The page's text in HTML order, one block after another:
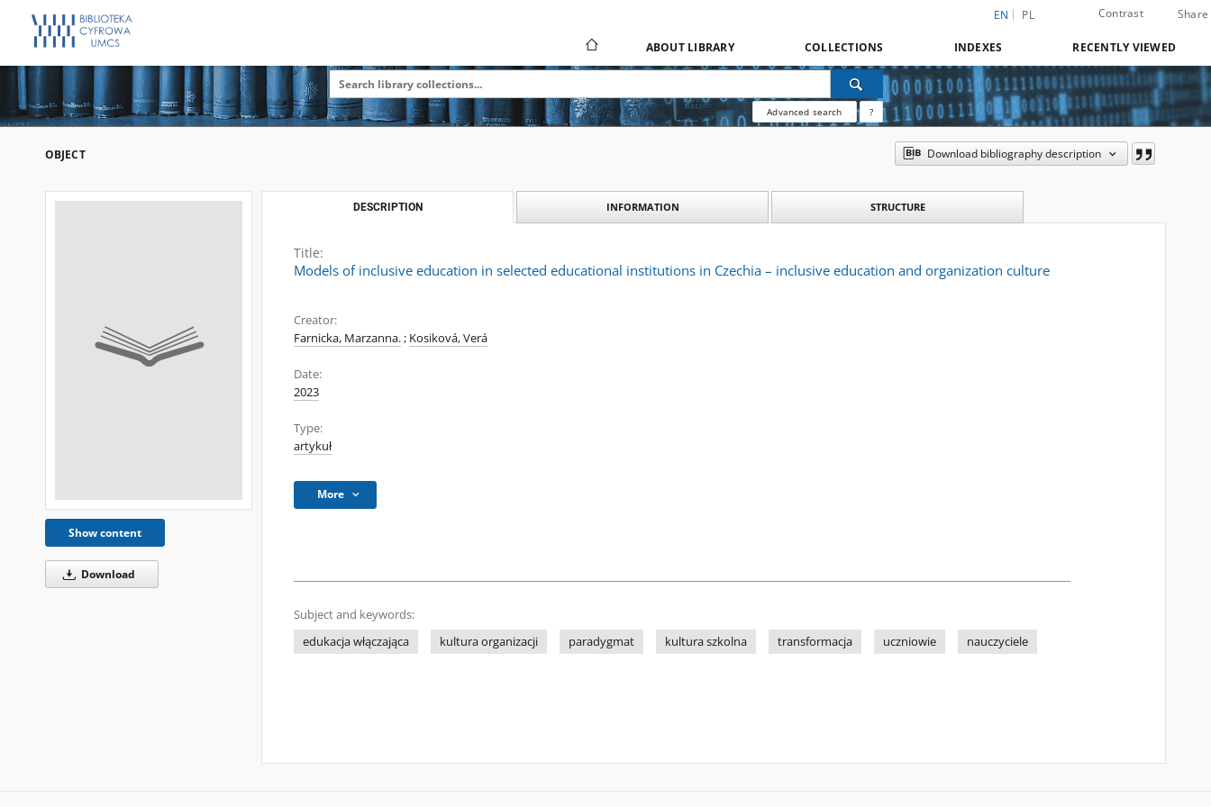
EN PL Contrast Share
ABOUT LIBRARY COLLECTIONS INDEXES RECENTLY VIEWED
Advanced search ?
OBJECT Download bibliography description
Show content
Download
DESCRIPTION INFORMATION STRUCTURE
Title:
Models of inclusive education in selected educational institutions in Czechia – inclusive education and organization culture
Creator:
Farnicka, Marzanna.; Kosiková, Verá
Date:
2023
Type:
artykuł
More
Subject and keywords:
edukacja włączająca
kultura organizacji paradygmat kultura szkolna transformacja uczniowie nauczyciele